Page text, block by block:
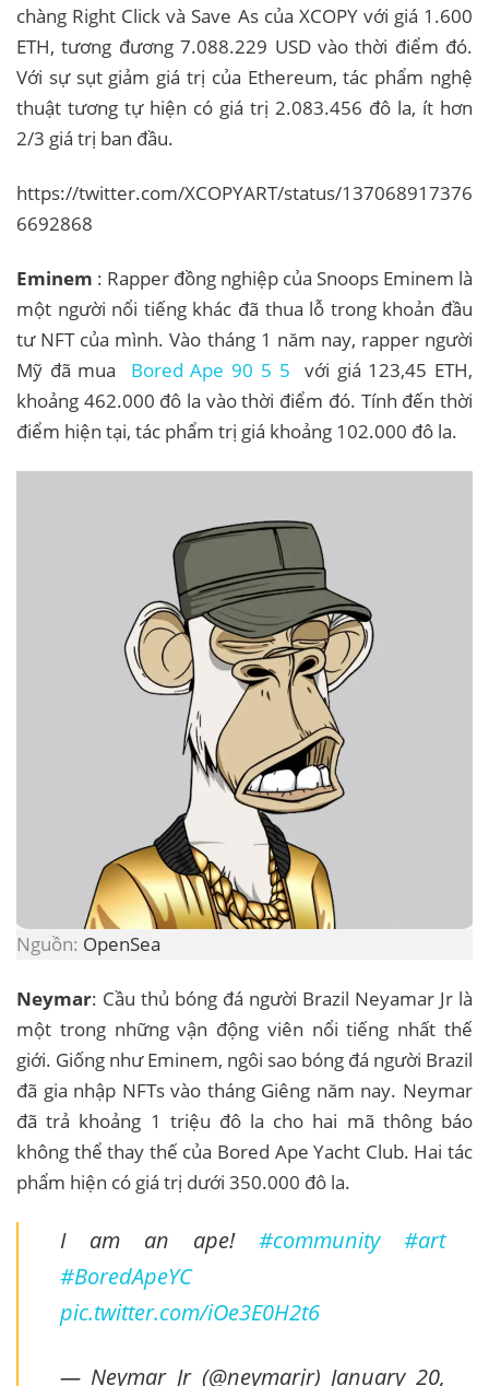
chàng Right Click và Save As của XCOPY với giá 1.600
ETH, tương đương 7.088.229 USD vào thời điểm đó.
Với sự sụt giảm giá trị của Ethereum, tác phẩm nghệ
thuật tương tự hiện có giá trị 2.083.456 đô la, ít hơn
2/3 giá trị ban đầu.
https://twitter.com/XCOPYART/status/137068917376
6692868
Eminem : Rapper đồng nghiệp của Snoops Eminem là
một người nổi tiếng khác đã thua lỗ trong khoản đầu
tư NFT của mình. Vào tháng 1 năm nay, rapper người
Mỹ đã mua Bored Ape 90 5 5 với giá 123,45 ETH,
khoảng 462.000 đô la vào thời điểm đó. Tính đến thời
điểm hiện tại, tác phẩm trị giá khoảng 102.000 đô la.
Nguồn: OpenSea
Neymar: Cầu thủ bóng đá người Brazil Neyamar Jr là
một trong những vận động viên nổi tiếng nhất thế
giới. Giống như Eminem, ngôi sao bóng đá người Brazil
đã gia nhập NFTs vào tháng Giêng năm nay. Neymar
đã trả khoảng 1 triệu đô la cho hai mã thông báo
không thể thay thế của Bored Ape Yacht Club. Hai tác
phẩm hiện có giá trị dưới 350.000 đô la.
I am an ape! #community
#art
#BoredApeYC
pic.twitter.com/iOe3E0H2t6
— Neymar Jr (@neymarjr) January 20,